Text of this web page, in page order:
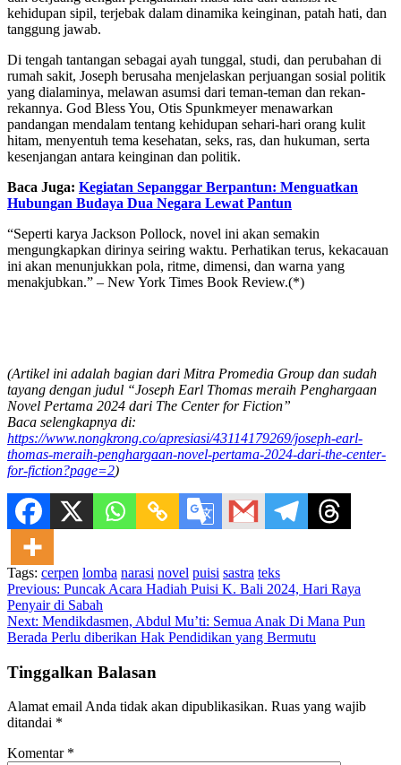
kehidupan sipil, terjebak dalam dinamika keinginan, patah hati, dan
tanggung jawab.
Di tengah tantangan sebagai ayah tunggal, studi, dan perubahan di
rumah sakit, Joseph berusaha menjelaskan perjuangan sosial politik
yang dialaminya, melawan asumsi dari teman-teman dan rekan-
rekannya. God Bless You, Otis Spunkmeyer menawarkan
pandangan mendalam tentang kehidupan sehari-hari orang kulit
hitam, menyentuh tema kesehatan, seks, ras, dan hukuman, serta
kesenjangan antara keinginan dan politik.
Baca Juga: Kegiatan Sepanggar Berpantun: Menguatkan
Hubungan Budaya Dua Negara Lewat Pantun
“Seperti karya Jackson Pollock, novel ini akan semakin
mengungkapkan dirinya seiring waktu. Perhatikan terus, kekacauan
ini akan menunjukkan pola, ritme, dimensi, dan warna yang
menakjubkan.” – New York Times Book Review.(*)
(Artikel ini adalah bagian dari Mitra Promedia Group dan sudah
tayang dengan judul “Joseph Earl Thomas meraih Penghargaan
Novel Pertama 2024 dari The Center for Fiction”
Baca selengkapnya di:
https://www.nongkrong.co/apresiasi/43114179269/joseph-earl-
thomas-meraih-penghargaan-novel-pertama-2024-dari-the-center-
for-fiction?page=2)
Tags: cerpen lomba narasi novel puisi sastra teks
Continue
Reading
Previous: Puncak Acara Hadiah Puisi K. Bali 2024, Hari Raya
Penyair di Sabah
Next: Mendikdasmen, Abdul Mu’ti: Semua Anak Di Mana Pun
Berada Perlu diberikan Hak Pendidikan yang Bermutu
Tinggalkan Balasan
Alamat email Anda tidak akan dipublikasikan. Ruas yang wajib
ditandai *
Komentar *